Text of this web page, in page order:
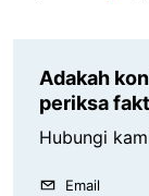
Adakah
periksa
Hubungi
Email